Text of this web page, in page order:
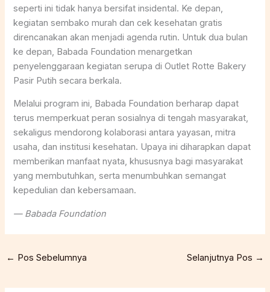
seperti ini tidak hanya bersifat insidental. Ke depan,
kegiatan sembako murah dan cek kesehatan gratis
direncanakan akan menjadi agenda rutin. Untuk dua bulan
ke depan, Babada Foundation menargetkan
penyelenggaraan kegiatan serupa di Outlet Rotte Bakery
Pasir Putih secara berkala.
Melalui program ini, Babada Foundation berharap dapat
terus memperkuat peran sosialnya di tengah masyarakat,
sekaligus mendorong kolaborasi antara yayasan, mitra
usaha, dan institusi kesehatan. Upaya ini diharapkan dapat
memberikan manfaat nyata, khususnya bagi masyarakat
yang membutuhkan, serta menumbuhkan semangat
kepedulian dan kebersamaan.
— Babada Foundation
← Pos Sebelumnya Selanjutnya Pos →